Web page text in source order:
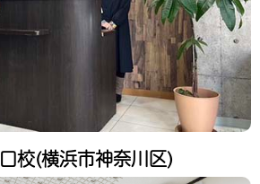
校(横浜市神奈川区)